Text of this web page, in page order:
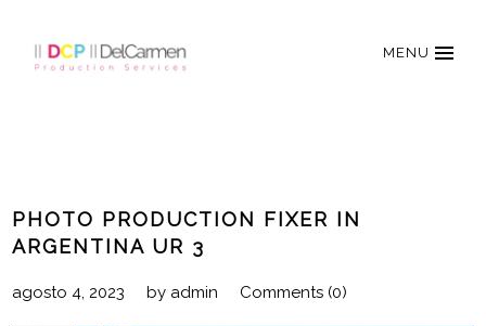
MENU
PHOTO PRODUCTION FIXER IN
ARGENTINA UR 3
agosto 4, 2023 by admin Comments (0)